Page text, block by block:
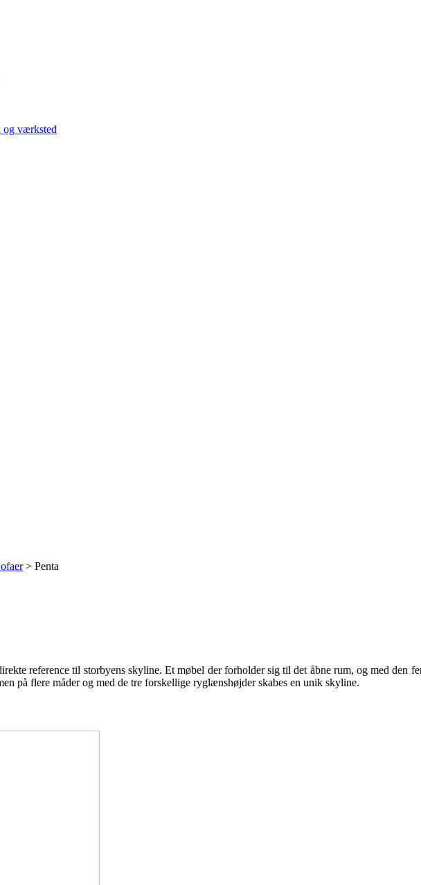
værksted
> Penta
reference til storbyens skyline. Et møbel der forholder sig til det åbne rum, og med den
på flere måder og med de tre forskellige ryglænshøjder skabes en unik skyline.